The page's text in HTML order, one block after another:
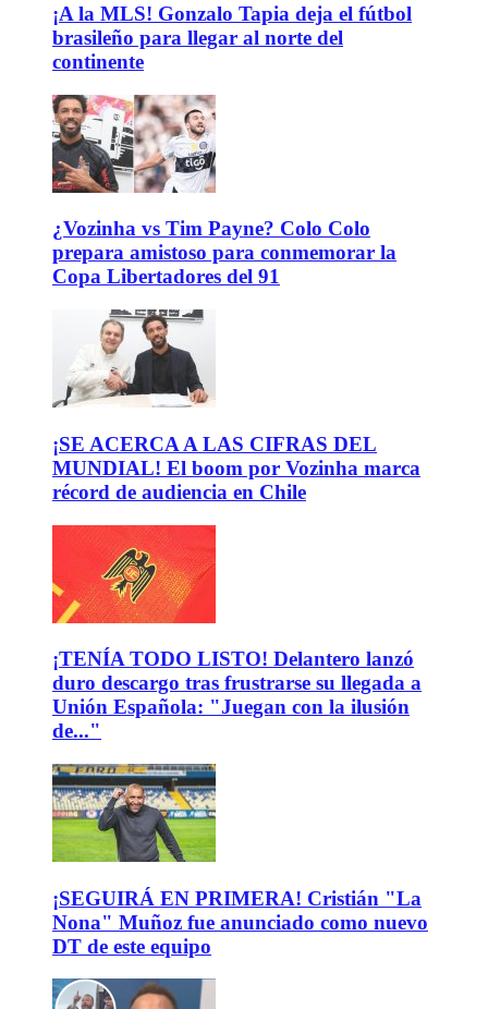
¡A la MLS! Gonzalo Tapia deja el fútbol
brasileño para llegar al norte del
continente
¿Vozinha vs Tim Payne? Colo Colo
prepara amistoso para conmemorar la
Copa Libertadores del 91
¡SE ACERCA A LAS CIFRAS DEL
MUNDIAL! El boom por Vozinha marca
récord de audiencia en Chile
¡TENÍA TODO LISTO! Delantero lanzó
duro descargo tras frustrarse su llegada a
Unión Española: "Juegan con la ilusión
de..."
¡SEGUIRÁ EN PRIMERA! Cristián "La
Nona" Muñoz fue anunciado como nuevo
DT de este equipo